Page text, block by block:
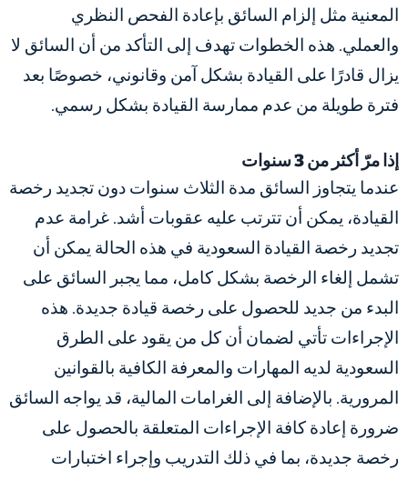
المعنية مثل إلزام السائق بإعادة الفحص النظري
والعملي. هذه الخطوات تهدف إلى التأكد من أن السائق لا
يزال قادرًا على القيادة بشكل آمن وقانوني، خصوصًا بعد
فترة طويلة من عدم ممارسة القيادة بشكل رسمي.
إذا مرّ أكثر من 3 سنوات
عندما يتجاوز السائق مدة الثلاث سنوات دون تجديد رخصة
القيادة، يمكن أن تترتب عليه عقوبات أشد. غرامة عدم
تجديد رخصة القيادة السعودية في هذه الحالة يمكن أن
تشمل إلغاء الرخصة بشكل كامل، مما يجبر السائق على
البدء من جديد للحصول على رخصة قيادة جديدة. هذه
الإجراءات تأتي لضمان أن كل من يقود على الطرق
السعودية لديه المهارات والمعرفة الكافية بالقوانين
المرورية. بالإضافة إلى الغرامات المالية، قد يواجه السائق
ضرورة إعادة كافة الإجراءات المتعلقة بالحصول على
رخصة جديدة، بما في ذلك التدريب وإجراء اختبارات